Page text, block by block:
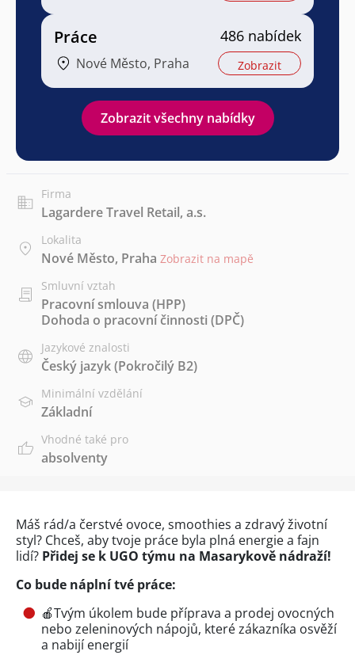
Práce
Nové Město, Praha
486 nabídek
Zobrazit
Zobrazit všechny nabídky
Firma
Lagardere Travel Retail, a.s.
Lokalita
Nové Město, Praha Zobrazit na mapě
Smluvní vztah
Pracovní smlouva (HPP)
Dohoda o pracovní činnosti (DPČ)
Jazykové znalosti
Český jazyk(Pokročilý B2)
Minimální vzdělání
Základní
Vhodné také pro
absolventy
Máš rád/a čerstvé ovoce, smoothies a zdravý životní
styl? Chceš, aby tvoje práce byla plná energie a fajn
lidí? Přidej se k UGO týmu na Masarykově nádraží!
Co bude náplní tvé práce:
🍎Tvým úkolem bude příprava a prodej ovocných
nebo zeleninových nápojů, které zákazníka osvěží
a nabijí energií